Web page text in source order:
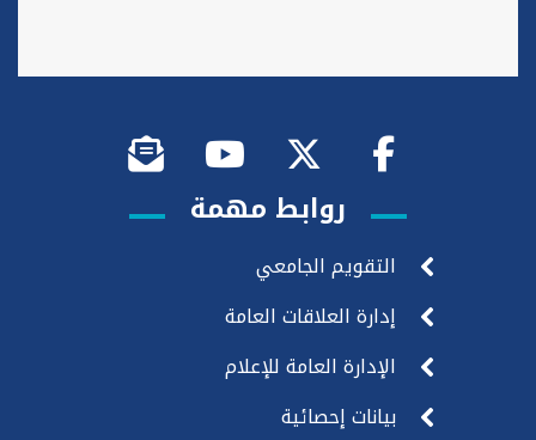
روابط مهمة
التقويم الجامعي
إدارة العلاقات العامة
الإدارة العامة للإعلام
بيانات إحصائية